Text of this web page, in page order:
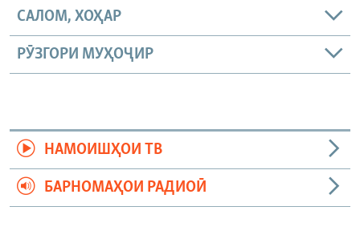
САЛОМ, ХОҲАР
РӮЗГОРИ МУҲОҶИР
НАМОИШҲОИ ТВ
БАРНОМАҲОИ РАДИОӢ